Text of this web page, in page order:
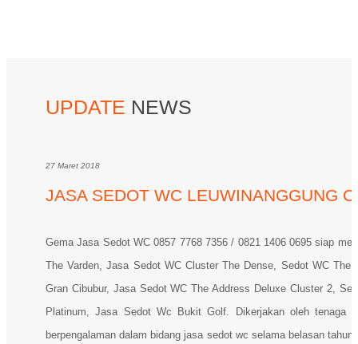
UPDATE NEWS
27 Maret 2018
JASA SEDOT WC LEUWINANGGUNG
Gema Jasa Sedot WC 0857 7768 7356 / 0821 1406 0695 siap
The Varden, Jasa Sedot WC Cluster The Dense, Sedot WC The
Gran Cibubur, Jasa Sedot WC The Address Deluxe Cluster 2,
Platinum, Jasa Sedot Wc Bukit Golf. Dikerjakan oleh tenaga
berpengalaman dalam bidang jasa sedot wc selama belasan